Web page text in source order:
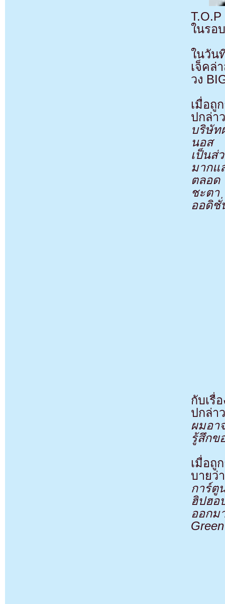
ในรอ
ในวัน
เจ็คล่
วง
เมื่อถู
ปกล่
บริษัท
นอส
เป็นส่
มากแ
ตลอด
ชะตา
ออดิชั่
กับเรื่
ปกล่
ผมอา
รู้สึกข
เมื่อถู
บายว่า
การ์ตู
ฮิปฮอ
ออกม